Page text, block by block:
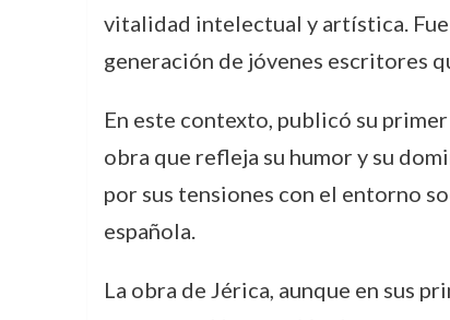
vitalidad intelectual y artística.
generación de jóvenes escritores
En este contexto, publicó su
obra que refleja su humor y su
por sus tensiones con el entorno
española.
La obra de Jérica, aunque en sus